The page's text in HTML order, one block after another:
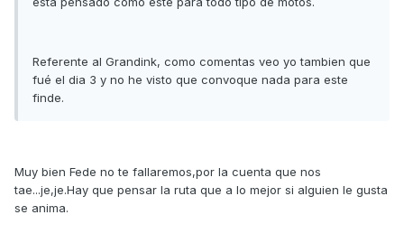
Referente al Grandink, como comentas veo yo tambien que
fué el dia 3 y no he visto que convoque nada para este
finde.
Muy bien Fede no te fallaremos,por la cuenta que nos
tae...je,je.Hay que pensar la ruta que a lo mejor si alguien le gusta
se anima.